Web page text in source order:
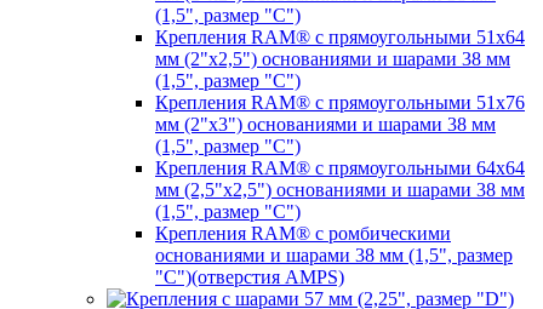
(1,5", размер "C")
Крепления RAM® с прямоугольными 51х64
мм (2"х2,5") основаниями и шарами 38 мм
(1,5", размер "C")
Крепления RAM® с прямоугольными 51х76
мм (2"х3") основаниями и шарами 38 мм
(1,5", размер "C")
Крепления RAM® с прямоугольными 64х64
мм (2,5"х2,5") основаниями и шарами 38 мм
(1,5", размер "C")
Крепления RAM® с ромбическими
основаниями и шарами 38 мм (1,5", размер
"C")(отверстия AMPS)